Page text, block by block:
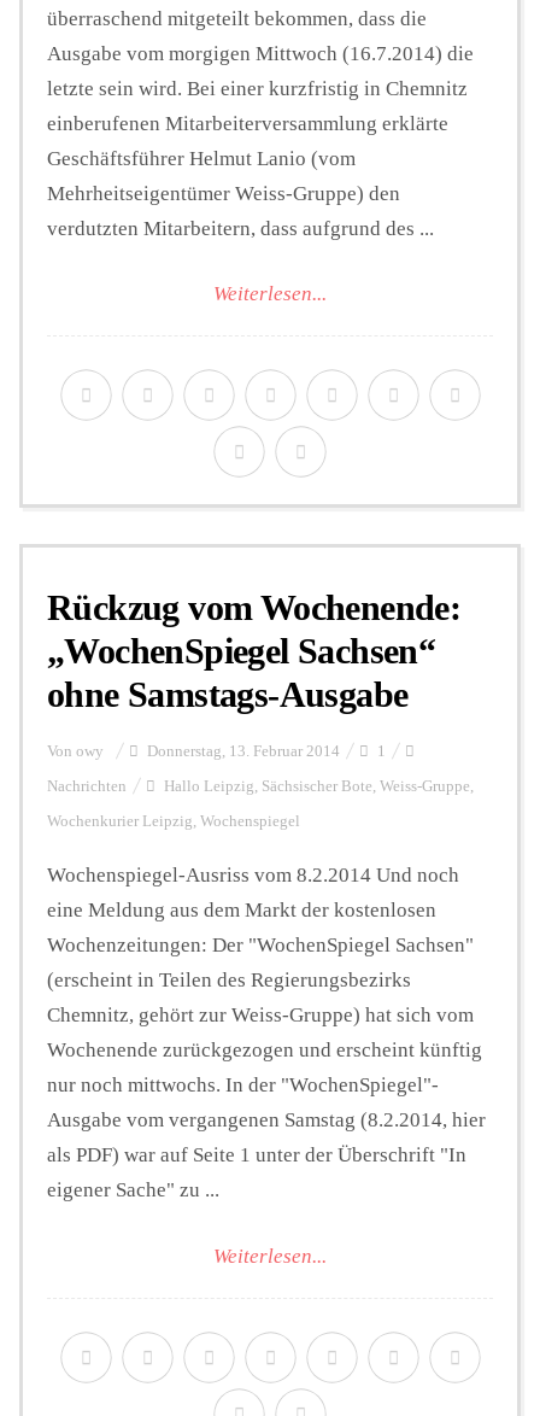
überraschend mitgeteilt bekommen, dass die
Ausgabe vom morgigen Mittwoch (16.7.2014) die
letzte sein wird. Bei einer kurzfristig in Chemnitz
einberufenen Mitarbeiterversammlung erklärte
Geschäftsführer Helmut Lanio (vom
Mehrheitseigentümer Weiss-Gruppe) den
verdutzten Mitarbeitern, dass aufgrund des ...
Weiterlesen...
Rückzug vom Wochenende:
„WochenSpiegel Sachsen“
ohne Samstags-Ausgabe
Von owy Donnerstag, 13. Februar 2014 1
Nachrichten Hallo Leipzig, Sächsischer Bote, Weiss-Gruppe,
Wochenkurier Leipzig, Wochenspiegel
Wochenspiegel-Ausriss vom 8.2.2014 Und noch
eine Meldung aus dem Markt der kostenlosen
Wochenzeitungen: Der "WochenSpiegel Sachsen"
(erscheint in Teilen des Regierungsbezirks
Chemnitz, gehört zur Weiss-Gruppe) hat sich vom
Wochenende zurückgezogen und erscheint künftig
nur noch mittwochs. In der "WochenSpiegel"-
Ausgabe vom vergangenen Samstag (8.2.2014, hier
als PDF) war auf Seite 1 unter der Überschrift "In
eigener Sache" zu ...
Weiterlesen...